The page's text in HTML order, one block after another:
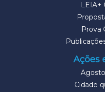
LEIA+
Prova
Ações
Cidade